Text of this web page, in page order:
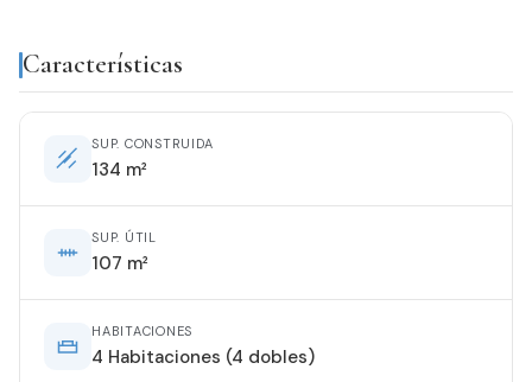
Características
SUP. CONSTRUIDA
134 m²
SUP. ÚTIL
107 m²
HABITACIONES
4 Habitaciones (4 dobles)